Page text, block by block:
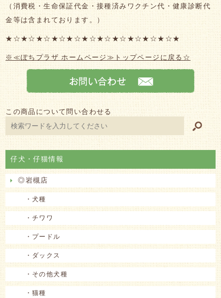
（消費税・生命保証代金・接種済みワクチン代・健康診断代
金等は含まれております。）
★☆★☆★☆★☆★☆★☆★☆★☆★☆★☆★☆★
※≪ぽちプラザ ホームページ≫トップページに戻る☆
この商品について問い合わせる
仔犬・仔猫情報
◎岩槻店
・犬種
・チワワ
・プードル
・ダックス
・その他犬種
・猫種